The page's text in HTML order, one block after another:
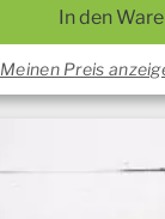
In den
Meinen Preis